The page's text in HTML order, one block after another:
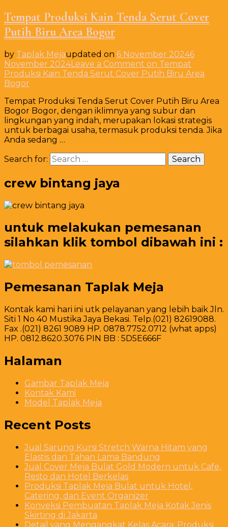
Tempat Produksi Kain Tenda Serut Cover
Putih Biru Area Bogor
by Taplak Mejaupdated on 6 November 20246
November 2024Leave a Comment on Tempat
Produksi Kain Tenda Serut Cover Putih Biru Area
Bogor
Tempat Produksi Tenda Serut Cover Putih Biru Area
Bogor Bogor, dengan iklimnya yang subur dan
lingkungan yang indah, merupakan lokasi strategis
untuk berbagai usaha, termasuk produksi tenda. Jika
Anda sedang …
Search for:
crew bintang jaya
untuk melakukan pemesanan
silahkan klik tombol dibawah ini :
Pemesanan Taplak Meja
Kontak kami hari ini utk pelayanan yang lebih baik Jln.
Siti 1 No 40 Mustika Jaya Bekasi. Telp.(021) 82619088.
Fax .(021) 8261 9089 HP. 0878.7752.0712 (what apps)
HP. 0812.8620.3076 PIN BB : 5D5E666F
Halaman
Gambar Taplak Meja
Kontak Kami
Model Taplak Meja
Recent Posts
Jual Sarung Kursi Stretch Warna Hitam yang
Elastis dan Tahan Lama Bandung
Jual Cover Meja Bulat Gold Modern untuk Cafe,
Resto dan Hotel Berkelas
Produksi Taplak Meja Bulat untuk Hotel,
Catering, dan Event Organizer
Konveksi Pembuatan Taplak Meja Kotak Jenis
Skirting di Jakarta
Detail yang Mengangkat Kelas Acara: Produksi